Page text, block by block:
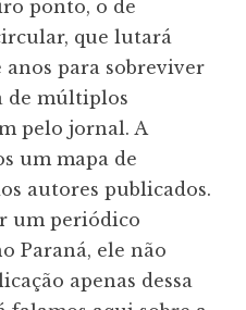
ponto, o de
que lutará
para sobreviver
de múltiplos
pelo jornal. A
um mapa de
autores publicados.
um periódico
Paraná, ele não
apenas dessa